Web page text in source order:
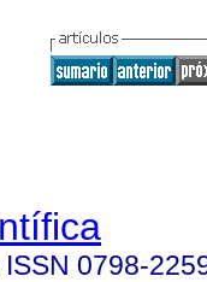
ISSN 0798-